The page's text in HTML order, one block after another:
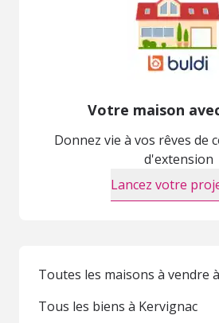
Votre maison
Donnez vie à vos rêves de
d'extension
Lancez votre
Toutes les maisons à vendre
Tous les biens à Kervignac